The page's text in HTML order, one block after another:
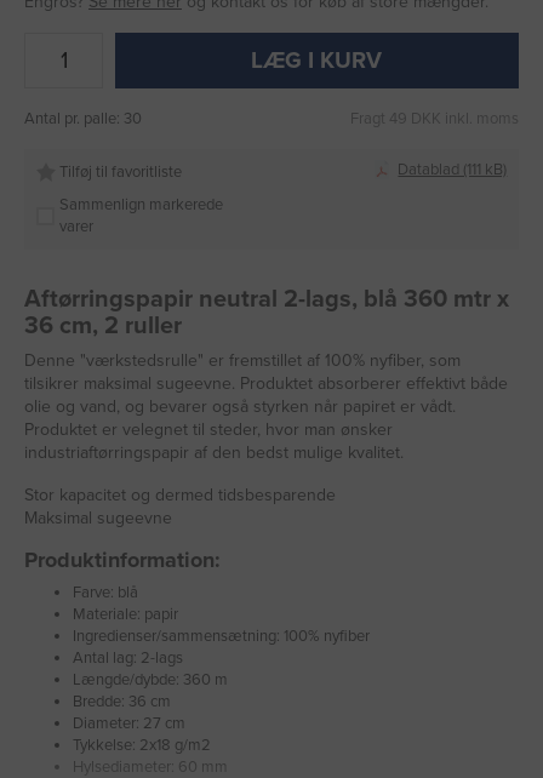
LÆG I KURV
Antal pr. palle: 30 Fragt 49 DKK inkl. moms
Tilføj til favoritliste
Sammenlign markerede
varer
Datablad (111 kB)
Aftørringspapir neutral 2-lags, blå 360 mtr x
36 cm, 2 ruller
Denne "værkstedsrulle" er fremstillet af 100% nyfiber, som
tilsikrer maksimal sugeevne. Produktet absorberer effektivt både
olie og vand, og bevarer også styrken når papiret er vådt.
Produktet er velegnet til steder, hvor man ønsker
industriaftørringspapir af den bedst mulige kvalitet.
Stor kapacitet og dermed tidsbesparende
Maksimal sugeevne
Produktinformation:
Farve: blå
Materiale: papir
Ingredienser/sammensætning: 100% nyfiber
Antal lag: 2-lags
Længde/dybde: 360 m
Bredde: 36 cm
Diameter: 27 cm
Tykkelse: 2x18 g/m2
Hylsediameter: 60 mm